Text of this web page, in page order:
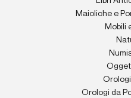
Maioliche e
Mobili
Orologi da